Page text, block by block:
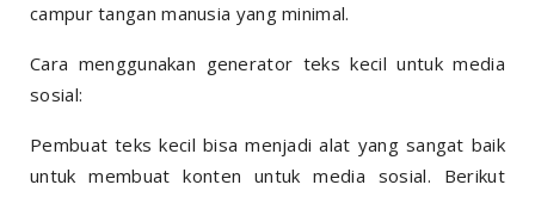
campur tangan manusia yang minimal.
Cara menggunakan generator teks kecil untuk media
sosial:
Pembuat teks kecil bisa menjadi alat yang sangat baik
untuk membuat konten untuk media sosial. Berikut